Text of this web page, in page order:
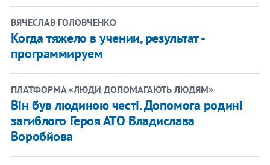
ВЯЧЕСЛАВ ГОЛОВЧЕНКО
Когда тяжело в учении, результат -
программируем
ПЛАТФОРМА «ЛЮДИ ДОПОМАГАЮТЬ ЛЮДЯМ»
Він був людиною честі. Допомога родині
загиблого Героя АТО Владислава
Воробйова